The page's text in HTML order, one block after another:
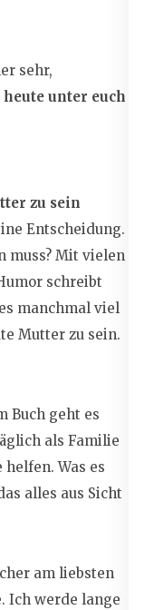
sehr,
unter euch
zu sein
Entscheidung.
muss? Mit vielen
schreibt
manchmal viel
Mutter zu sein.
Buch geht es
als Familie
Was es
alles aus Sicht
am liebsten
Ich werde lange